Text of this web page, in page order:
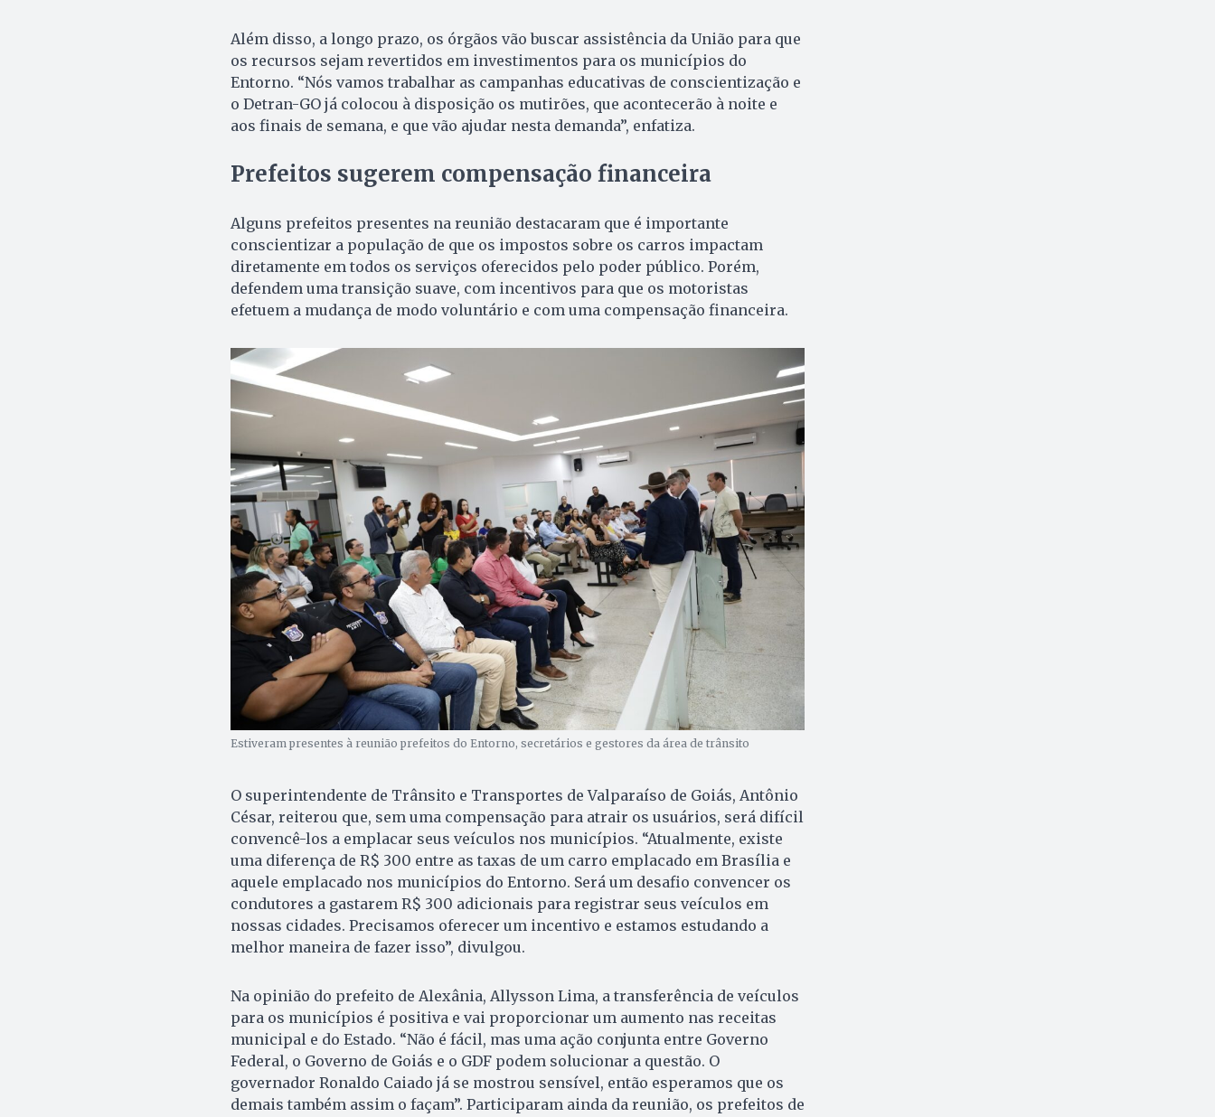
Além disso, a longo prazo, os órgãos vão buscar assistência da União para que
os recursos sejam revertidos em investimentos para os municípios do
Entorno. “Nós vamos trabalhar as campanhas educativas de conscientização e
o Detran-GO já colocou à disposição os mutirões, que acontecerão à noite e
aos finais de semana, e que vão ajudar nesta demanda”, enfatiza.
Prefeitos sugerem compensação financeira
Alguns prefeitos presentes na reunião destacaram que é importante
conscientizar a população de que os impostos sobre os carros impactam
diretamente em todos os serviços oferecidos pelo poder público. Porém,
defendem uma transição suave, com incentivos para que os motoristas
efetuem a mudança de modo voluntário e com uma compensação financeira.
Estiveram presentes à reunião prefeitos do Entorno, secretários e gestores da área de trânsito
O superintendente de Trânsito e Transportes de Valparaíso de Goiás, Antônio
César, reiterou que, sem uma compensação para atrair os usuários, será difícil
convencê-los a emplacar seus veículos nos municípios. “Atualmente, existe
uma diferença de R$ 300 entre as taxas de um carro emplacado em Brasília e
aquele emplacado nos municípios do Entorno. Será um desafio convencer os
condutores a gastarem R$ 300 adicionais para registrar seus veículos em
nossas cidades. Precisamos oferecer um incentivo e estamos estudando a
melhor maneira de fazer isso”, divulgou.
Na opinião do prefeito de Alexânia, Allysson Lima, a transferência de veículos
para os municípios é positiva e vai proporcionar um aumento nas receitas
municipal e do Estado. “Não é fácil, mas uma ação conjunta entre Governo
Federal, o Governo de Goiás e o GDF podem solucionar a questão. O
governador Ronaldo Caiado já se mostrou sensível, então esperamos que os
demais também assim o façam”. Participaram ainda da reunião, os prefeitos de